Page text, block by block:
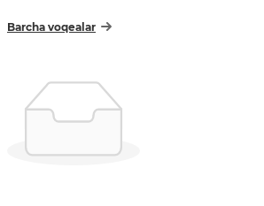
Barcha voqealar